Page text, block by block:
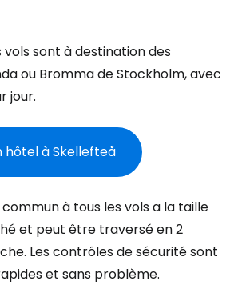
vols sont à destination des
ou Bromma de Stockholm, avec
jour.
hôtel à Skellefteå
à tous les vols a la taille
et peut être traversé en 2
Les contrôles de sécurité sont
et sans problème.